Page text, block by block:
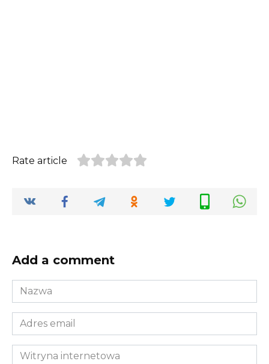
Rate article
Add a comment
Nazwa
*
Adres
email
*Witryna